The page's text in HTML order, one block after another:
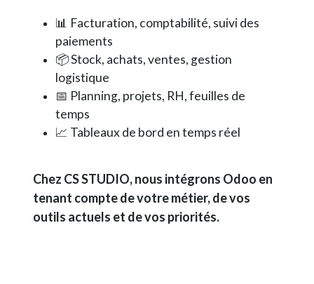
📊 Facturation, comptabilité, suivi des
paiements
📦 Stock, achats, ventes, gestion
logistique
📅 Planning, projets, RH, feuilles de
temps
📈 Tableaux de bord en temps réel
Chez CS STUDIO, nous intégrons Odoo en
tenant compte de votre métier, de vos
outils actuels et de vos priorités.